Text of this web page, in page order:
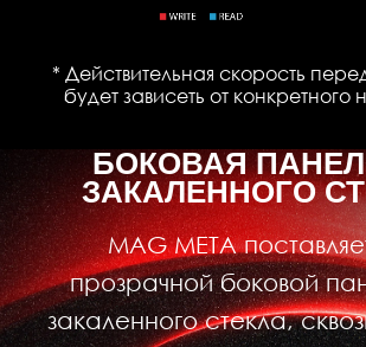
* Действительная скорость
будет зависеть от конкретного
БОКОВАЯ
ЗАКАЛЕННОГО
MAG META
прозрачной боковой
закаленного стекла,